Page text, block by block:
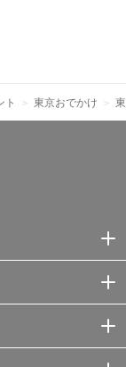
ト 東京おでかけ